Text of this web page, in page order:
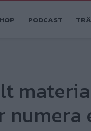
PODCAST